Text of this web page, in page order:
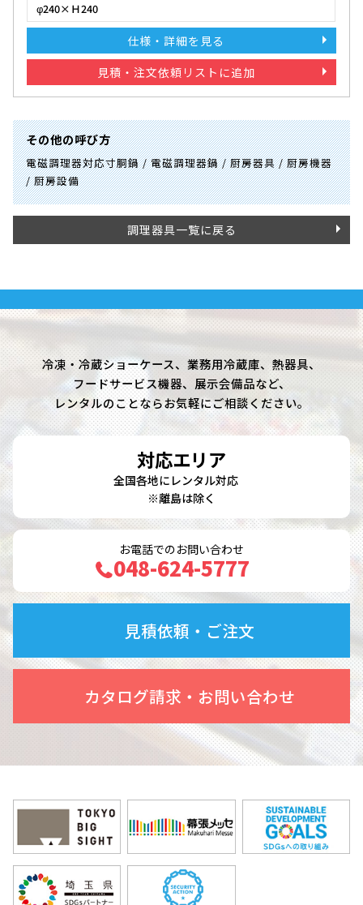
φ240×Ｈ240
仕様・詳細を見る
見積・注文依頼リストに追加
その他の呼び方
電磁調理器対応寸胴鍋 / 電磁調理器鍋 / 厨房器具 / 厨房機器
/ 厨房設備
調理器具一覧に戻る
冷凍・冷蔵ショーケース、業務用冷蔵庫、熱器具、
フードサービス機器、展示会備品など、
レンタルのことならお気軽にご相談ください。
対応エリア
全国各地にレンタル対応
※離島は除く
お電話でのお問い合わせ
048-624-5777
見積依頼・ご注文
カタログ請求・お問い合わせ